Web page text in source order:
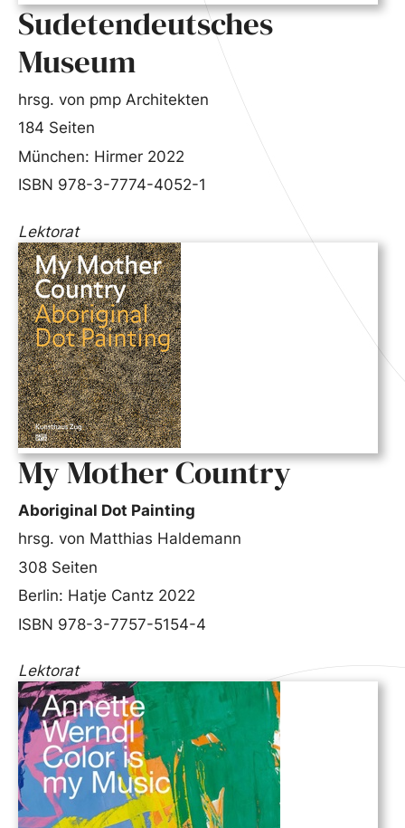
Sudetendeutsches
Museum
hrsg. von pmp Architekten
184 Seiten
München: Hirmer 2022
ISBN 978-3-7774-4052-1
Lektorat
My Mother Country
Aboriginal Dot Painting
hrsg. von Matthias Haldemann
308 Seiten
Berlin: Hatje Cantz 2022
ISBN 978-3-7757-5154-4
Lektorat